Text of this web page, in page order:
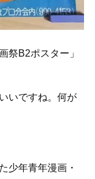
祭B2ポスター」
いですね。何が
少年青年漫画・